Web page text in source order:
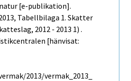
[e-publikation].
Tabellbilaga 1. Skatter
2012 - 2013 1) .
[hänvisat:
2013/vermak_2013_